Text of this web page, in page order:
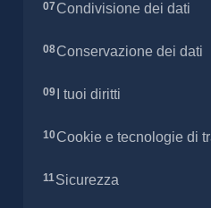
Condivisione dei dati
Conservazione dei dati
I tuoi diritti
Cookie e tecnologie di
Sicurezza